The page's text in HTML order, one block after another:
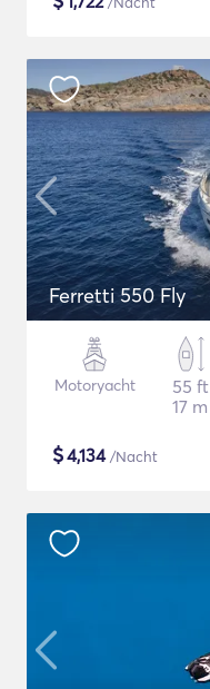
Ferretti 550 Fly
Motoryacht
55 ft
17 m
$4,134/Nacht